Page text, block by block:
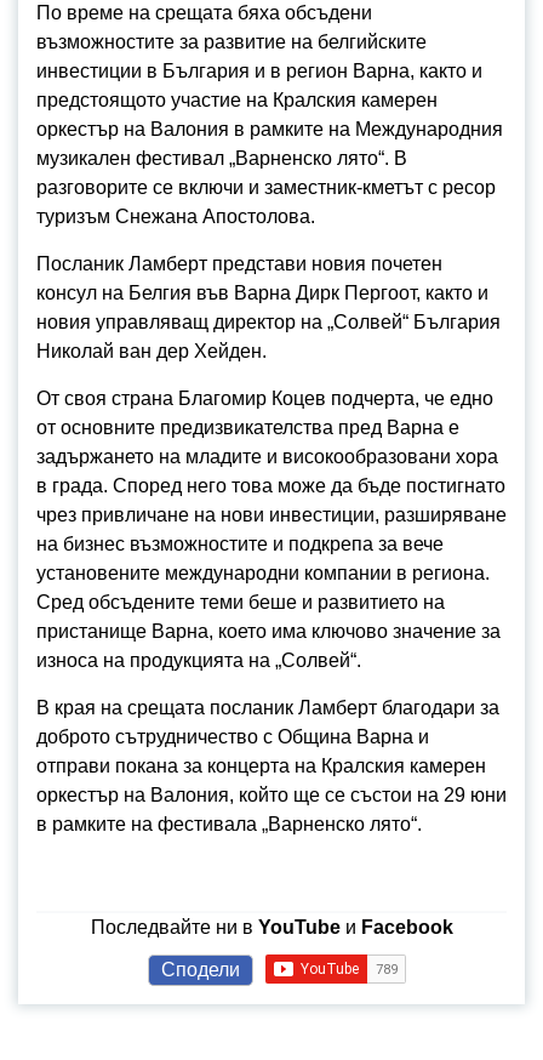
По време на срещата бяха обсъдени
възможностите за развитие на белгийските
инвестиции в България и в регион Варна, както и
предстоящото участие на Кралския камерен
оркестър на Валония в рамките на Международния
музикален фестивал „Варненско лято“. В
разговорите се включи и заместник-кметът с ресор
туризъм Снежана Апостолова.
Посланик Ламберт представи новия почетен
консул на Белгия във Варна Дирк Пергоот, както и
новия управляващ директор на „Солвей“ България
Николай ван дер Хейден.
От своя страна Благомир Коцев подчерта, че едно
от основните предизвикателства пред Варна е
задържането на младите и високообразовани хора
в града. Според него това може да бъде постигнато
чрез привличане на нови инвестиции, разширяване
на бизнес възможностите и подкрепа за вече
установените международни компании в региона.
Сред обсъдените теми беше и развитието на
пристанище Варна, което има ключово значение за
износа на продукцията на „Солвей“.
В края на срещата посланик Ламберт благодари за
доброто сътрудничество с Община Варна и
отправи покана за концерта на Кралския камерен
оркестър на Валония, който ще се състои на 29 юни
в рамките на фестивала „Варненско лято“.
Последвайте ни в YouTubeи Facebook
Сподели